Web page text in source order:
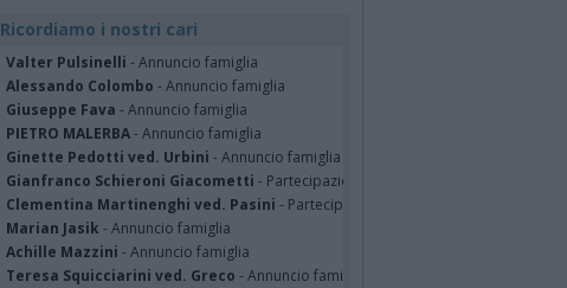
Ricordiamo i nostri cari
Valter Pulsinelli - Annuncio famiglia
Alessando Colombo - Annuncio famiglia
Giuseppe Fava - Annuncio famiglia
PIETRO MALERBA- Annuncio famiglia
Ginette Pedotti ved. Urbini - Annuncio famiglia
Gianfranco Schieroni Giacometti - Partecipazione
Clementina Martinenghi ved. Pasini - Partecipazione
Marian Jasik - Annuncio famiglia
Achille Mazzini - Annuncio famiglia
Teresa Squicciarini ved. Greco - Annuncio famiglia